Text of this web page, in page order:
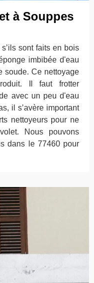
à Souppes
sont faits en bois
imbibée d'eau
soude. Ce nettoyage
Il faut frotter
avec un peu d'eau
il s’avère important
nettoyeurs pour ne
Nous pouvons
dans le 77460 pour